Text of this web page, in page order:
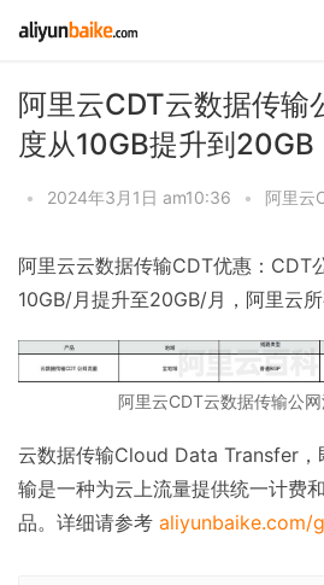
阿里云CDT云数据传输
度从10GB提升到20GB
• 2024年3月1日 am10:36 • 阿里云
阿里云云数据传输CDT优惠：CDT
10GB/月提升至20GB/月，阿里云所
阿里云CDT云数据传输公
云数据传输Cloud Data Transfer，
输是一种为云上流量提供统一计费
品。详细请参考 aliyunbaike.com/